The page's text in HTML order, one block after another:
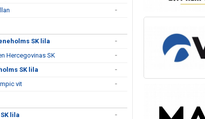
-
SK lila
-
Hercegovinas SK
-
SK lila
-
vit -
lila
-